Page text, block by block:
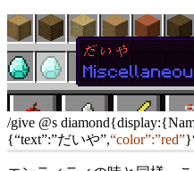
/give @s
{“text”:”だいや”,“color”:”red”}